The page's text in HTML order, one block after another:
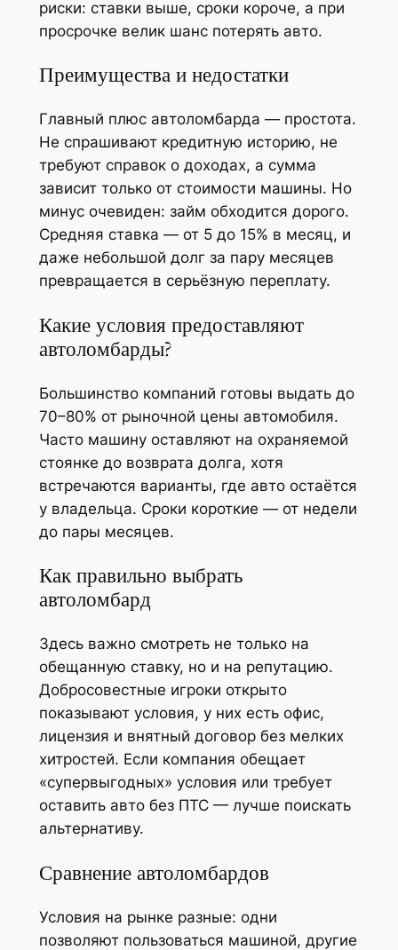
риски: ставки выше, сроки короче, а при
просрочке велик шанс потерять авто.
Преимущества и недостатки
Главный плюс автоломбарда — простота.
Не спрашивают кредитную историю, не
требуют справок о доходах, а сумма
зависит только от стоимости машины. Но
минус очевиден: займ обходится дорого.
Средняя ставка — от 5 до 15% в месяц, и
даже небольшой долг за пару месяцев
превращается в серьёзную переплату.
Какие условия предоставляют
автоломбарды?
Большинство компаний готовы выдать до
70–80% от рыночной цены автомобиля.
Часто машину оставляют на охраняемой
стоянке до возврата долга, хотя
встречаются варианты, где авто остаётся
у владельца. Сроки короткие — от недели
до пары месяцев.
Как правильно выбрать
автоломбард
Здесь важно смотреть не только на
обещанную ставку, но и на репутацию.
Добросовестные игроки открыто
показывают условия, у них есть офис,
лицензия и внятный договор без мелких
хитростей. Если компания обещает
«супервыгодных» условия или требует
оставить авто без ПТС — лучше поискать
альтернативу.
Сравнение автоломбардов
Условия на рынке разные: одни
позволяют пользоваться машиной, другие